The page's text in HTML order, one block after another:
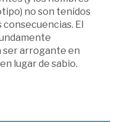
no son tenidos
El
ser arrogante en
lugar de sabio.